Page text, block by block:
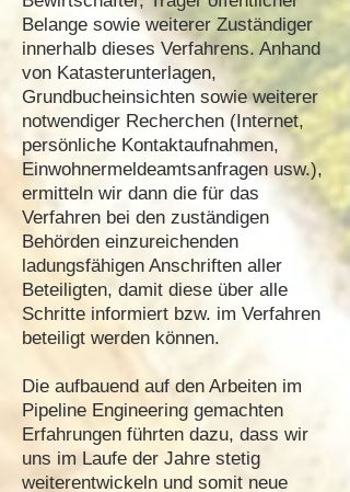
Belange sowie weiterer Zuständiger
innerhalb dieses Verfahrens. Anhand
von Katasterunterlagen,
Grundbucheinsichten sowie weiterer
notwendiger Recherchen (Internet,
persönliche Kontaktaufnahmen,
Einwohnermeldeamtsanfragen usw.),
ermitteln wir dann die für das
Verfahren bei den zuständigen
Behörden einzureichenden
ladungsfähigen Anschriften aller
Beteiligten, damit diese über alle
Schritte informiert bzw. im Verfahren
beteiligt werden können.
Die aufbauend auf den Arbeiten im
Pipeline Engineering gemachten
Erfahrungen führten dazu, dass wir
uns im Laufe der Jahre stetig
weiterentwickeln und somit neue